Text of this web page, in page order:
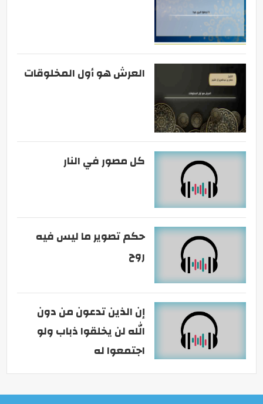
العرش هو أول المخلوقات
كل مصور في النار
حكم تصوير ما ليس فيه
روح
إن الذين تدعون من دون
الله لن يخلقوا ذباب ولو
اجتمعوا له